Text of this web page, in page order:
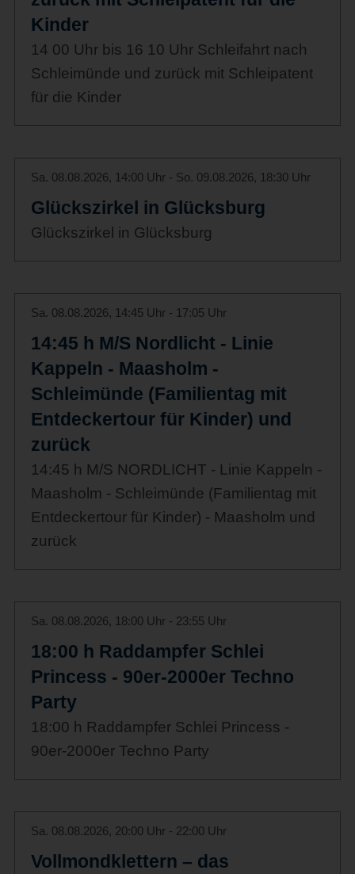
Kinder
14 00 Uhr bis 16 10 Uhr Schleifahrt nach
Schleimünde und zurück mit Schleipatent
für die Kinder
Sa. 08.08.2026, 14:00 Uhr - So. 09.08.2026, 18:30 Uhr
Glückszirkel in Glücksburg
Glückszirkel in Glücksburg
Sa. 08.08.2026, 14:45 Uhr - 17:05 Uhr
14:45 h M/S Nordlicht - Linie
Kappeln - Maasholm -
Schleimünde (Familientag mit
Entdeckertour für Kinder) und
zurück
14:45 h M/S NORDLICHT - Linie Kappeln -
Maasholm - Schleimünde (Familientag mit
Entdeckertour für Kinder) - Maasholm und
zurück
Sa. 08.08.2026, 18:00 Uhr - 23:55 Uhr
18:00 h Raddampfer Schlei
Princess - 90er-2000er Techno
Party
18:00 h Raddampfer Schlei Princess -
90er-2000er Techno Party
Sa. 08.08.2026, 20:00 Uhr - 22:00 Uhr
Vollmondklettern – das